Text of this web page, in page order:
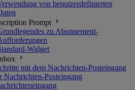
von benutzerdefinierten
Prompt
zu Abonnement-
Widget
mit dem Nachrichten-Posteingang
Nachrichten-Posteingang